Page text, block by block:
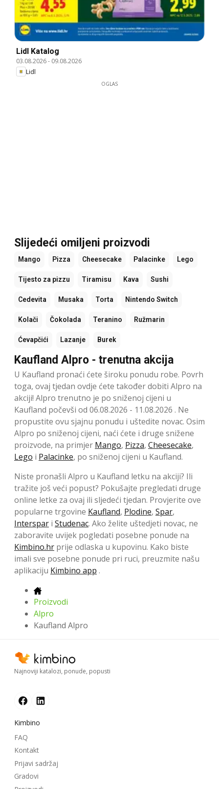
Lidl Katalog
03.08.2026- 09.08.2026
Lidl
OGLAS
Slijedeći omiljeni proizvodi
Mango Pizza Cheesecake Palacinke Lego
Tijesto za pizzu Tiramisu Kava Sushi
Cedevita Musaka Torta Nintendo Switch
Kolači Čokolada Teranino Ružmarin
Ćevapčići Lazanje Burek
Kaufland Alpro - trenutna akcija
U Kaufland pronaći ćete široku ponudu robe. Povrh
toga, ovaj tjedan ovdje ćete također dobiti Alpro na
akciji! Alpro trenutno je po sniženoj cijeni u
Kaufland počevši od 06.08.2026 - 11.08.2026 . Ne
propustite ovu sjajnu ponudu i uštedite novac. Osim
Alpro po sniženoj cijeni, naći ćete i druge snižene
proizvode, na primjer Mango, Pizza, Cheesecake,
Lego i Palacinke, po sniženoj cijeni u Kaufland.
Niste pronašli Alpro u Kaufland letku na akciji? Ili
tražite još veći popust? Pokušajte pregledati druge
online letke za ovaj ili sljedeći tjedan. Provjerite ove
popularne trgovine Kaufland, Plodine, Spar,
Interspar i Studenac. Ako želite uštedjeti novac, ne
zaboravite uvijek pogledati posebne ponude na
Kimbino.hr prije odlaska u kupovinu. Kako biste
imali sve posebne ponude pri ruci, preuzmite našu
aplikaciju Kimbino app .
Proizvodi
Alpro
Kaufland Alpro
Najnoviji katalozi, ponude, popusti
Kimbino
FAQ
Kontakt
Prijavi sadržaj
Gradovi